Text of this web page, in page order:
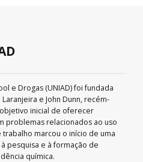
e Drogas (UNIAD) foi fundada
e John Dunn, recém-
inicial de oferecer
problemas relacionados ao uso
marcou o início de uma
pesquisa e à formação de
química.